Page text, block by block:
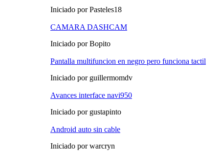
Iniciado por Pasteles18
CAMARA DASHCAM
Iniciado por Bopito
Pantalla multifuncion en negro pero funciona tactil
Iniciado por guillermomdv
Avances interface navi950
Iniciado por gustapinto
Android auto sin cable
Iniciado por warcryn